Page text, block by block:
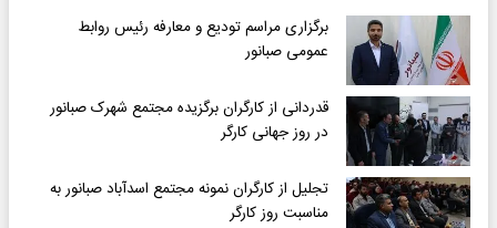
برگزاری مراسم تودیع و معارفه رئیس روابط
عمومی صبانور
قدردانی از کارگران برگزیده مجتمع شهرک صبانور
در روز جهانی کارگر
تجلیل از کارگران نمونه مجتمع اسدآباد صبانور به
مناسبت روز کارگر